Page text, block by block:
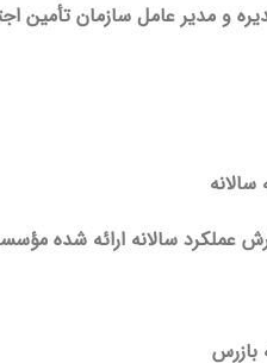
و مدیر عامل سازمان تأمین
عملکرد سالانه ارائه شده
بازرس